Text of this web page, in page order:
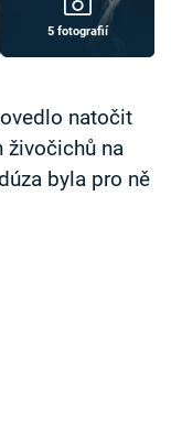
5 fotografií
natočit
živočichů na
byla pro ně